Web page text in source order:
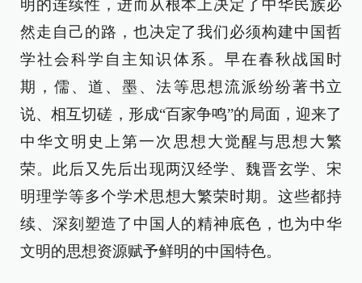
明的连续性，进而从根本上决定了中华民族必
然走自己的路，也决定了我们必须构建中国哲
学社会科学自主知识体系。早在春秋战国时
期，儒、道、墨、法等思想流派纷纷著书立
说、相互切磋，形成“百家争鸣”的局面，迎来了
中华文明史上第一次思想大觉醒与思想大繁
荣。此后又先后出现两汉经学、魏晋玄学、宋
明理学等多个学术思想大繁荣时期。这些都持
续、深刻塑造了中国人的精神底色，也为中华
文明的思想资源赋予鲜明的中国特色。